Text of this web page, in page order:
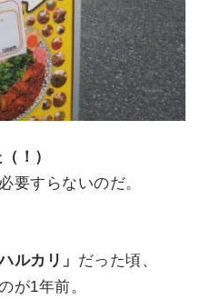
！）
要すらないのだ。
ルカリ」 だった頃、
が1年前。